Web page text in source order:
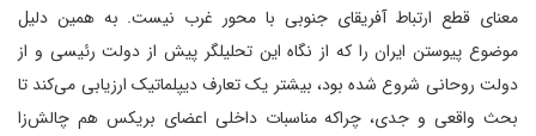
معنای قطع ارتباط آفریقای جنوبی با محور غرب نیست. به همین دلیل
موضوع پیوستن ایران را که از نگاه این تحلیلگر پیش از دولت رئیسی و از
دولت روحانی شروع شده بود، بیشتر یک تعارف دیپلماتیک ارزیابی می‌کند تا
بحث واقعی و جدی، چراکه مناسبات داخلی اعضای بریکس هم چالش‌زا